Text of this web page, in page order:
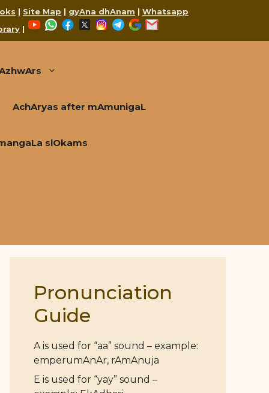
| Site Map | gyAna dhAnam | Whatsapp
|
YouTubeWhatsApp
Facebook
X Instagram
Telegram
Google
AchAryas after mAmunigaL
slOkams
Pronunciation
Guide
A is used for “aa” sound – example:
emperumAnAr, rAmAnuja
E is used for “yay” sound –